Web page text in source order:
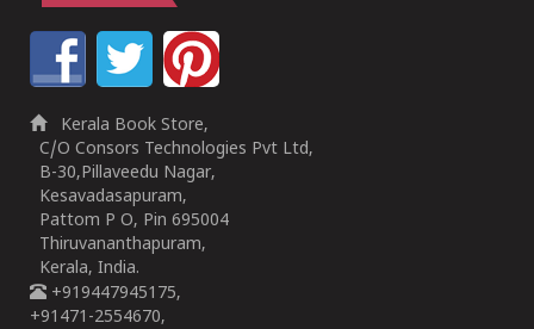
Kerala Book Store,
C/O Consors Technologies Pvt Ltd,
B-30,Pillaveedu Nagar,
Kesavadasapuram,
Pattom P O, Pin 695004
Thiruvananthapuram,
Kerala, India.
+919447945175,
+91471-2554670,